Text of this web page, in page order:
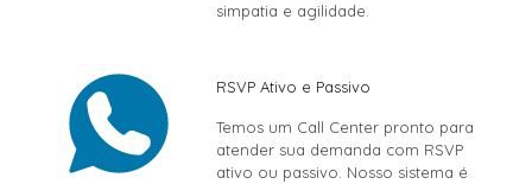
simpatia e agilidade.
RSVP Ativo e Passivo
Temos um Call Center pronto para
atender sua demanda com RSVP
ativo ou passivo. Nosso sistema é